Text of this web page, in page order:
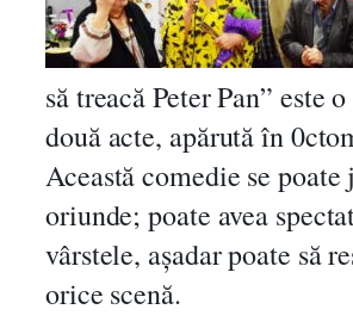
!
C
o
m
e
d
i
e
î
n
să treacă Peter Pan” este
două acte, apărută în
Această comedie se poate
oriunde; poate avea
vârstele, așadar poate să
orice scenă.